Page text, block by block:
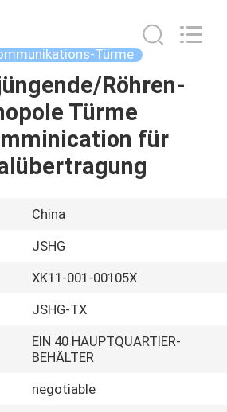
Türme
Röhren-
Türme
für
China
JSHG
XK11-001-00105X
JSHG-TX
EIN 40 HAUPTQUARTIER-
BEHÄLTER
negotiable